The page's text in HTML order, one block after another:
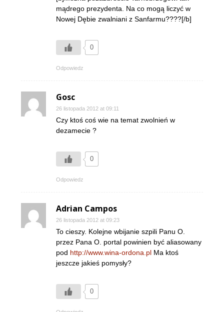
mądrego prezydenta. Na co mogą liczyć w
Nowej Dębie zwalniani z Sanfarmu????[/b]
0
Odpowiedz
Gosc
26 listopada 2012 at 09:11
Czy ktoś coś wie na temat zwolnień w
dezamecie ?
0
Odpowiedz
Adrian Campos
26 listopada 2012 at 09:23
To cieszy. Kolejne wbijanie szpili Panu O.
przez Pana O. portal powinien być aliasowany
pod http://www.wina-ordona.pl Ma ktoś
jeszcze jakieś pomysły?
0